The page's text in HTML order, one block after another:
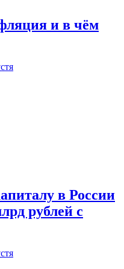
и в чём
в России
рублей с